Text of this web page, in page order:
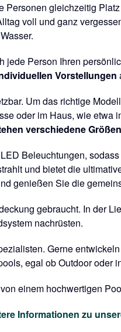
gleichzeitig
voll und ganz
Person Ihren
Vorstellungen
Um das richtige
oder im Haus, wie
verschiedene
Beleuchtungen,
und bietet die
genießen Sie die
gebraucht. In der
nachrüsten.
Gerne
egal ob Outdoor oder
einem hochwertigen
Informationen zu